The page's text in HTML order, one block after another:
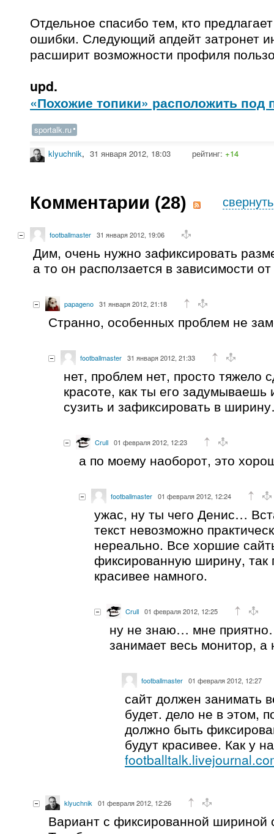
Отдельное спасибо тем, кто
ошибки. Следующий апдейт затронет
расширит возможности профиля
upd.
«Похожие топики» расположить
sportalk.ru
klyuchnik, 31 января 2012, 18:03 рейтинг: +14
Комментарии (28) свернуть
footballmaster 31 января 2012, 19:06
Дим, очень нужно зафиксировать
а то он расползается в зависимости
papageno 31 января 2012, 21:18
Странно, особенных проблем не
footballmaster 31 января 2012, 21:33
нет, проблем нет, просто тяжело
красоте, как ты его задумываешь
сузить и зафиксировать в
Crull 01 февраля 2012, 12:23
а по моему наоборот, это
footballmaster 01 февраля 2012, 12:24
ужас, ну ты чего Денис…
текст невозможно
нереально. Все хоршие
фиксированную ширину, так
красивее намного.
Crull 01 февраля 2012, 12:25
ну не знаю… мне
занимает весь монитор, а
footballmaster 01 февраля 2012, 12:27
сайт должен занимать
будет. дело не в этом,
должно быть
будут красивее. Как у
klyuchnik 01 февраля 2012, 12:26
Вариант с фиксированной шириной